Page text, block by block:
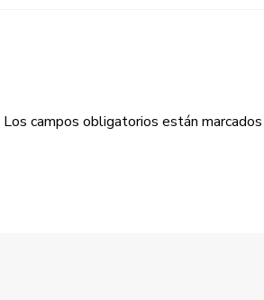
Los campos obligatorios están marcados